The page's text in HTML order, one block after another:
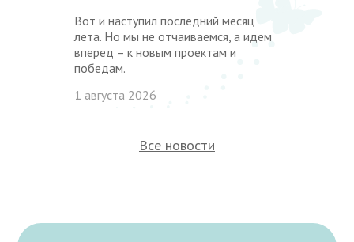
Вот и наступил последний месяц
лета. Но мы не отчаиваемся, а идем
вперед – к новым проектам и
победам.
1 августа 2026
Все новости